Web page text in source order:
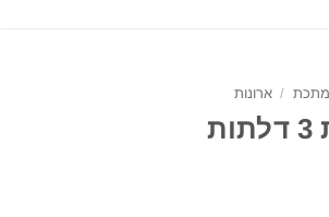
מתכת / ארונות